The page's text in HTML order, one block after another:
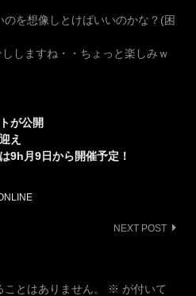
を想像しとけばいいのかな？(困
しますね・・ちょっと楽しみｗ
が公開
え
9h月9日から開催予定！
NEXT POST
とはありません。 ※ が付いて